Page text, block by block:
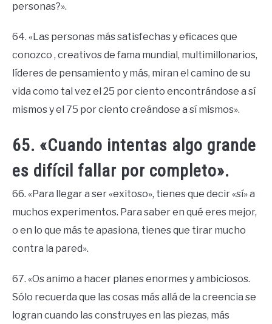
personas?».
64. «Las personas más satisfechas y eficaces que
conozco , creativos de fama mundial, multimillonarios,
líderes de pensamiento y más, miran el camino de su
vida como tal vez el 25 por ciento encontrándose a sí
mismos y el 75 por ciento creándose a sí mismos».
65. «Cuando intentas algo grande
es difícil fallar por completo».
66. «Para llegar a ser «exitoso», tienes que decir «sí» a
muchos experimentos. Para saber en qué eres mejor,
o en lo que más te apasiona, tienes que tirar mucho
contra la pared».
67. «Os animo a hacer planes enormes y ambiciosos.
Sólo recuerda que las cosas más allá de la creencia se
logran cuando las construyes en las piezas, más